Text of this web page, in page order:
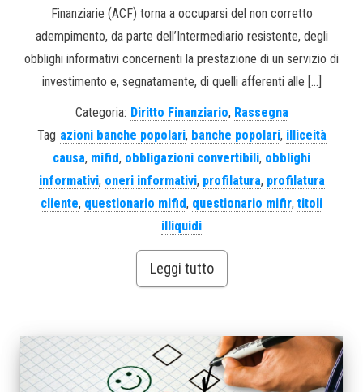
Finanziarie (ACF) torna a occuparsi del non corretto
adempimento, da parte dell’Intermediario resistente, degli
obblighi informativi concernenti la prestazione di un servizio di
investimento e, segnatamente, di quelli afferenti alle […]
Categoria: Diritto Finanziario, Rassegna
Tag azioni banche popolari, banche popolari, illiceità
causa, mifid, obbligazioni convertibili, obblighi
informativi, oneri informativi, profilatura, profilatura
cliente, questionario mifid, questionario mifir, titoli
illiquidi
Leggi tutto